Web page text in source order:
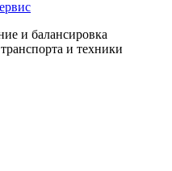
и балансировка
и техники